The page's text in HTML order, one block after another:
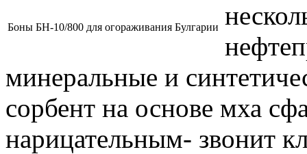
Боны БН-10/800 для огораживания Булгарии
минеральные и
сорбент на основе мха
нарицательным- звонит